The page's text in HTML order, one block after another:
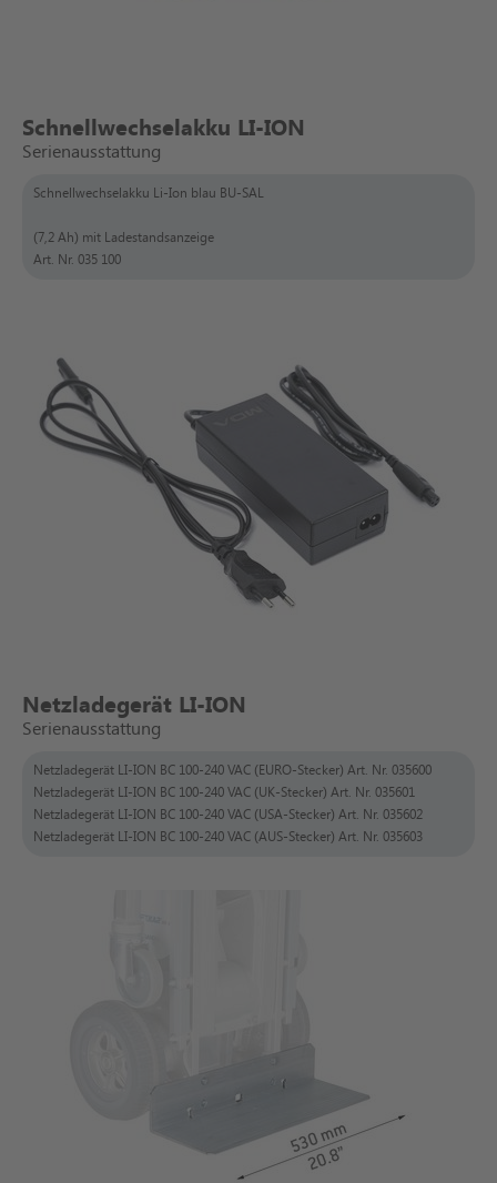
Schnellwechselakku LI-ION
Serienausstattung
Schnellwechselakku Li-Ion blau BU-SAL
(7,2 Ah) mit Ladestandsanzeige
Art. Nr. 035 100
Netzladegerät LI-ION
Serienausstattung
Netzladegerät LI-ION BC 100-240 VAC (EURO-Stecker) Art. Nr. 035600
Netzladegerät LI-ION BC 100-240 VAC (UK-Stecker) Art. Nr. 035601
Netzladegerät LI-ION BC 100-240 VAC (USA-Stecker) Art. Nr. 035602
Netzladegerät LI-ION BC 100-240 VAC (AUS-Stecker) Art. Nr. 035603